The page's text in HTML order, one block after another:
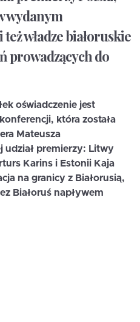
wydanym
władze białoruskie
prowadzących do
oświadczenie jest
która została
Mateusza
udział premierzy: Litwy
Karins i Estonii Kaja
na granicy z Białorusią,
Białoruś napływem